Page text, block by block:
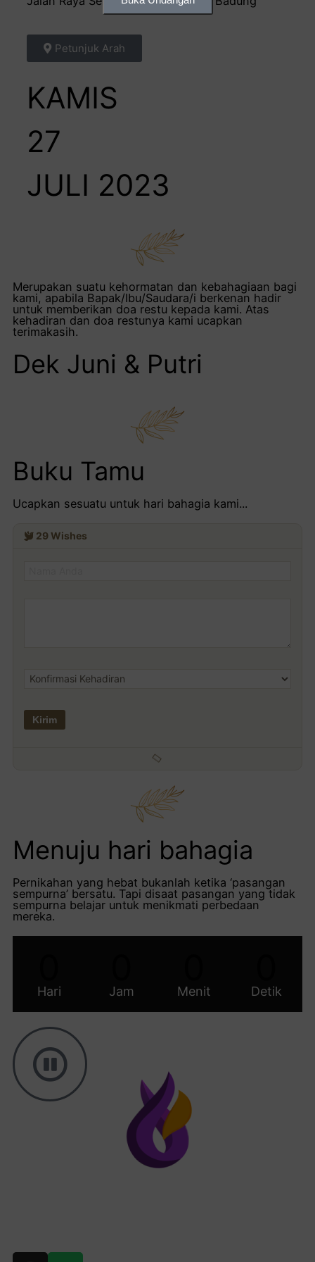
Petunjuk Arah
KAMIS
27
JULI 2023
Merupakan suatu kehormatan dan kebahagiaan bagi
kami, apabila Bapak/Ibu/Saudara/i berkenan hadir
untuk memberikan doa restu kepada kami. Atas
kehadiran dan doa restunya kami ucapkan
terimakasih.
Dek Juni & Putri
Buku Tamu
Ucapkan sesuatu untuk hari bahagia kami...
29Wishes
Menuju hari bahagia
Pernikahan yang hebat bukanlah ketika ‘pasangan
sempurna’ bersatu. Tapi disaat pasangan yang tidak
sempurna belajar untuk menikmati perbedaan
mereka.
Hari Jam Menit Detik